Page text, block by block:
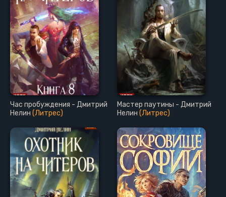
Час пробуждения - Дмитрий
Нелин (Литрес)
Мастер паутины - Дмитрий
Нелин (Литрес)